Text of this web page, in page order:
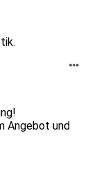
Angebot und